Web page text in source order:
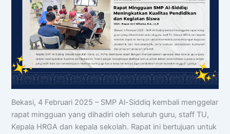
Bekasi, 4 Februari 2025 – SMP Al-Siddiq kembali menggelar
rapat mingguan yang dihadiri oleh seluruh guru, staff TU,
Kepala HRGA dan kepala sekolah. Rapat ini bertujuan untuk